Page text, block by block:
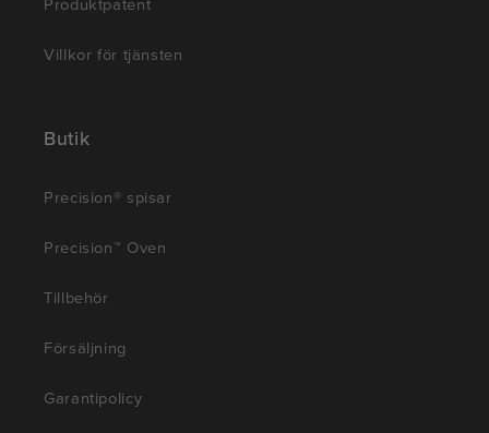
Produktpatent
Villkor för tjänsten
Butik
Precision® spisar
Precision™ Oven
Tillbehör
Försäljning
Garantipolicy